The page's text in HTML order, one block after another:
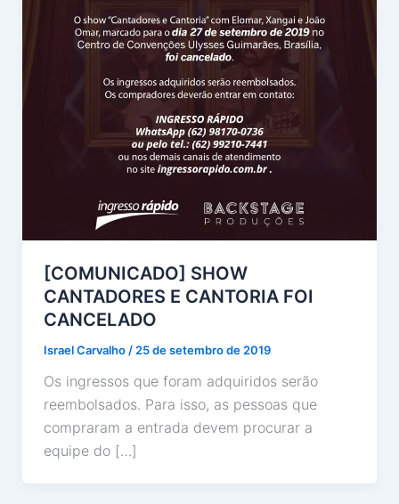
[COMUNICADO] SHOW
CANTADORES E CANTORIA FOI
CANCELADO
Israel Carvalho / 25 de setembro de 2019
Os ingressos que foram adquiridos serão
reembolsados. Para isso, as pessoas que
compraram a entrada devem procurar a
equipe do […]